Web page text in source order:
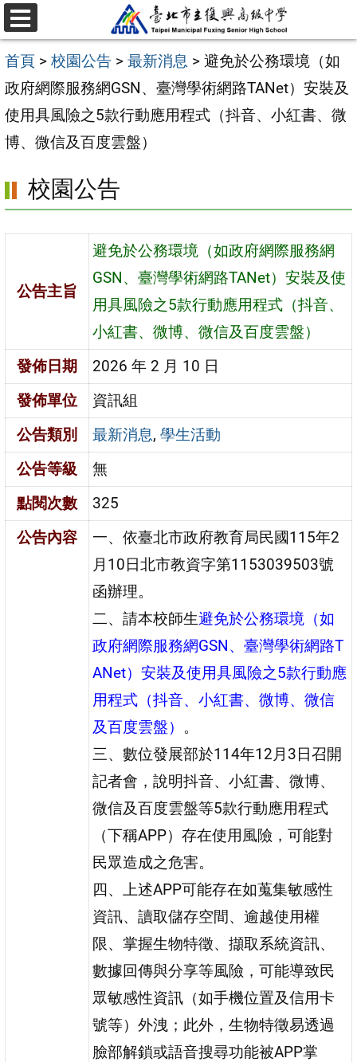
跳
至
主
要
內
容
選
單
首頁 > 校園公告 > 最新消息 > 避免於公務環境（如
政府網際服務網GSN、臺灣學術網路TANet）安裝及
使用具風險之5款行動應用程式（抖音、小紅書、微
博、微信及百度雲盤）
校園公告
公告主旨
避免於公務環境（如政府網際服務網
GSN、臺灣學術網路TANet）安裝及使
用具風險之5款行動應用程式（抖音、
小紅書、微博、微信及百度雲盤）
發佈日期
2026 年 2 月 10 日
發佈單位
資訊組
公告類別
最新消息,學生活動
公告等級
無
點閱次數
325
公告內容
一、依臺北市政府教育局民國115年2
月10日北市教資字第1153039503號
函辦理。
二、請本校師生避免於公務環境（如
政府網際服務網GSN、臺灣學術網路T
ANet）安裝及使用具風險之5款行動應
用程式（抖音、小紅書、微博、微信
及百度雲盤） 。
三、數位發展部於114年12月3日召開
記者會，說明抖音、小紅書、微博、
微信及百度雲盤等5款行動應用程式
（下稱APP）存在使用風險，可能對
民眾造成之危害。
四、上述APP可能存在如蒐集敏感性
資訊、讀取儲存空間、逾越使用權
限、掌握生物特徵、擷取系統資訊、
數據回傳與分享等風險，可能導致民
眾敏感性資訊（如手機位置及信用卡
號等）外洩；此外，生物特徵易透過
臉部解鎖或語音搜尋功能被APP掌